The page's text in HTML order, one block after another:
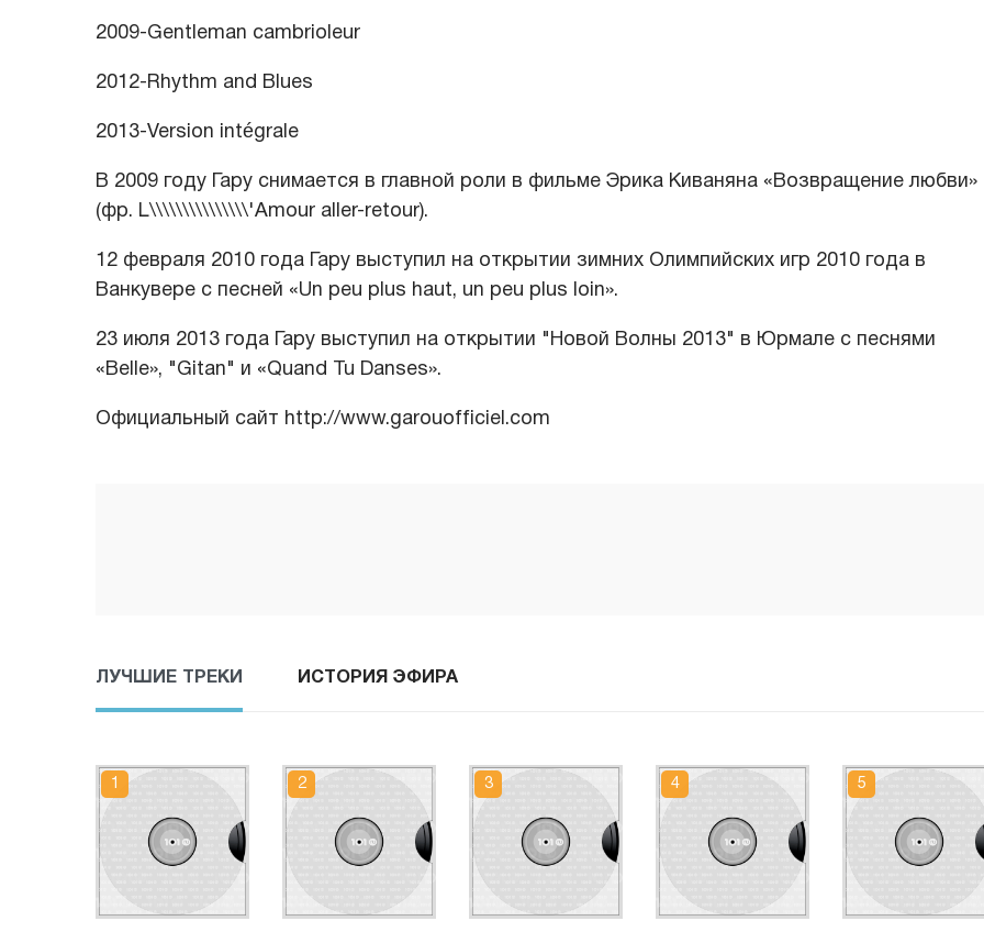
2009-Gentleman cambrioleur
2012-Rhythm and Blues
2013-Version intégrale
В 2009 году Гару снимается в главной роли в фильме Эрика Киваняна «Возвращение любви»
(фр. L\\\\\\\\\\\\\\\'Amour aller-retour).
12 февраля 2010 года Гару выступил на открытии зимних Олимпийских игр 2010 года в
Ванкувере с песней «Un peu plus haut, un peu plus loin».
23 июля 2013 года Гару выступил на открытии "Новой Волны 2013" в Юрмале с песнями
«Belle», "Gitan" и «Quand Tu Danses».
Официальный сайт http://www.garouofficiel.com
ЛУЧШИЕ ТРЕКИ ИСТОРИЯ ЭФИРА